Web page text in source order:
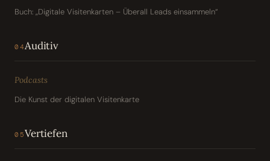
Buch: „Digitale Visitenkarten – Überall Leads einsammeln“
04Auditiv
Podcasts
Die Kunst der digitalen Visitenkarte
05Vertiefen